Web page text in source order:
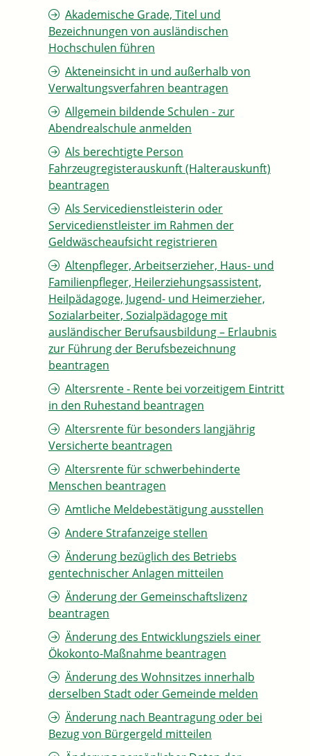
Akademische Grade, Titel und
Bezeichnungen von ausländischen
Hochschulen führen
Akteneinsicht in und außerhalb von
Verwaltungsverfahren beantragen
Allgemein bildende Schulen - zur
Abendrealschule anmelden
Als berechtigte Person
Fahrzeugregisterauskunft (Halterauskunft)
beantragen
Als Servicedienstleisterin oder
Servicedienstleister im Rahmen der
Geldwäscheaufsicht registrieren
Altenpfleger, Arbeitserzieher, Haus- und
Familienpfleger, Heilerziehungsassistent,
Heilpädagoge, Jugend- und Heimerzieher,
Sozialarbeiter, Sozialpädagoge mit
ausländischer Berufsausbildung – Erlaubnis
zur Führung der Berufsbezeichnung
beantragen
Altersrente - Rente bei vorzeitigem Eintritt
in den Ruhestand beantragen
Altersrente für besonders langjährig
Versicherte beantragen
Altersrente für schwerbehinderte
Menschen beantragen
Amtliche Meldebestätigung ausstellen
Andere Strafanzeige stellen
Änderung bezüglich des Betriebs
gentechnischer Anlagen mitteilen
Änderung der Gemeinschaftslizenz
beantragen
Änderung des Entwicklungsziels einer
Ökokonto-Maßnahme beantragen
Änderung des Wohnsitzes innerhalb
derselben Stadt oder Gemeinde melden
Änderung nach Beantragung oder bei
Bezug von Bürgergeld mitteilen